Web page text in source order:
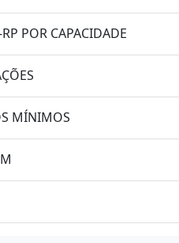
POR CAPACIDADE
MÍNIMOS